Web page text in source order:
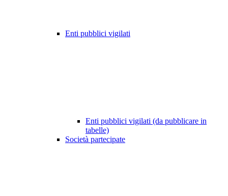
Enti pubblici vigilati
Enti pubblici vigilati (da pubblicare in
tabelle)
Società partecipate